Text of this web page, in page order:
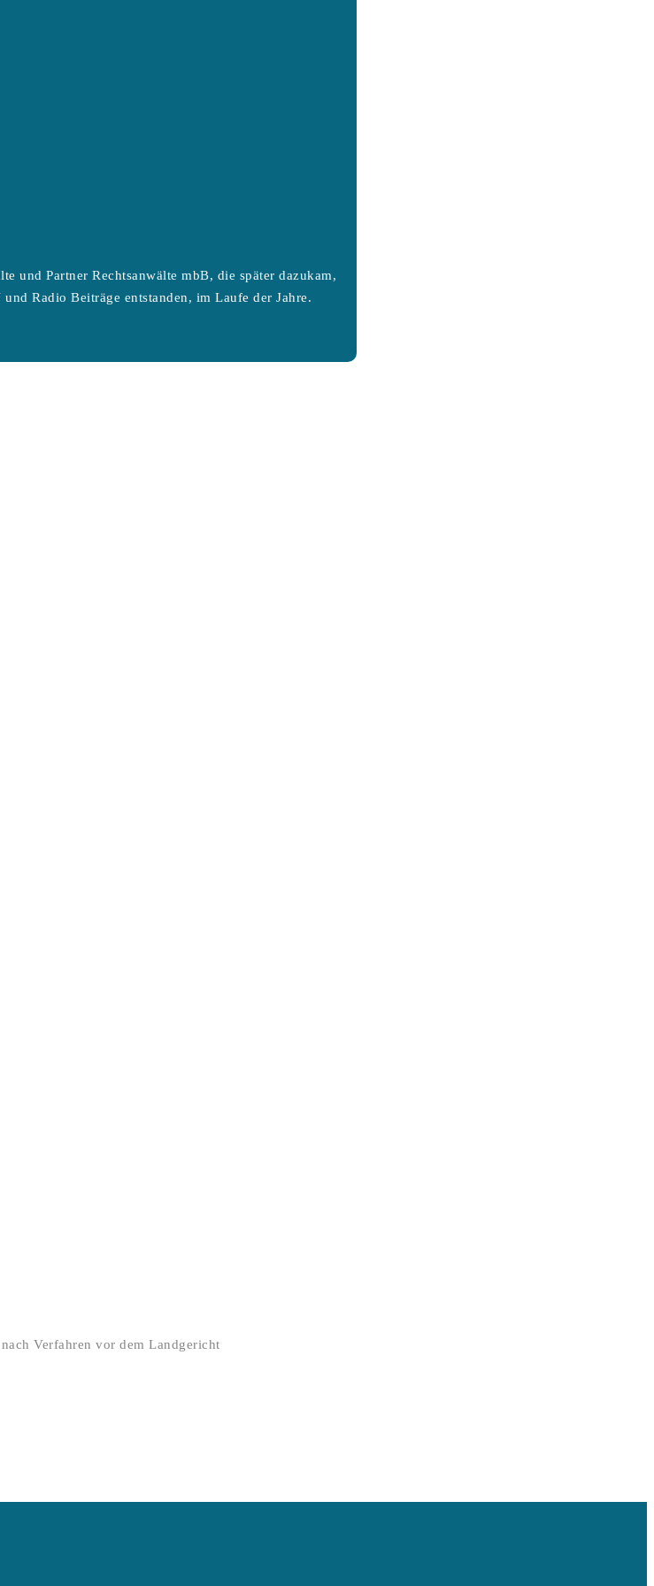
und Partner Rechtsanwälte mbB, die später dazukam,
Radio Beiträge entstanden, im Laufe der Jahre.
Verfahren vor dem Landgericht